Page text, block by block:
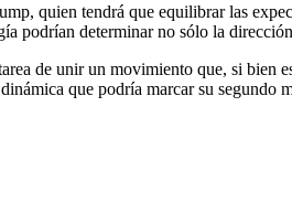
quien tendrá que equilibrar las
podrían determinar no sólo la
de unir un movimiento que, si
que podría marcar su segundo